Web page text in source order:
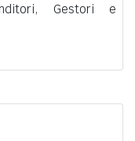
Gestori e